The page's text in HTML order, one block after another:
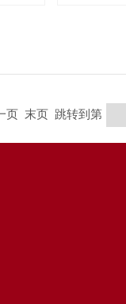
页 末页 跳转到第